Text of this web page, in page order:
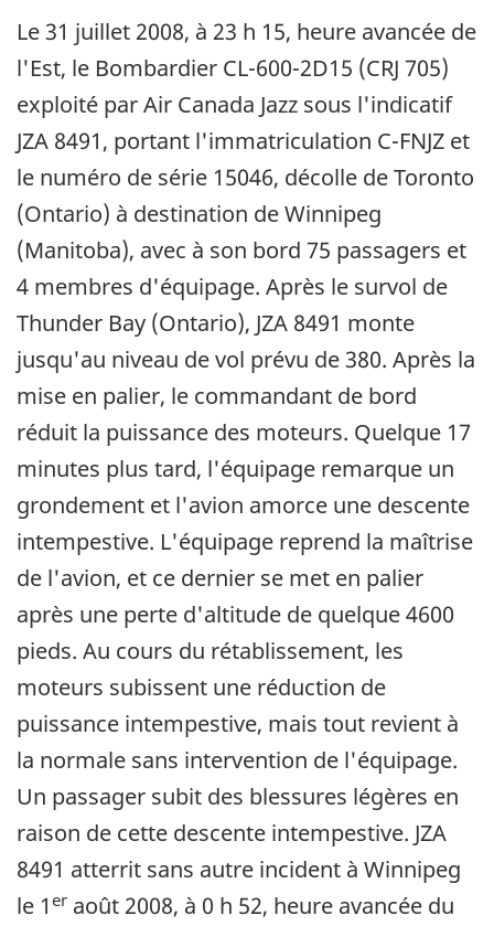
Le 31 juillet 2008, à 23 h 15, heure avancée de
l'Est, le Bombardier CL-600-2D15 (CRJ 705)
exploité par Air Canada Jazz sous l'indicatif
JZA 8491, portant l'immatriculation C-FNJZ et
le numéro de série 15046, décolle de Toronto
(Ontario) à destination de Winnipeg
(Manitoba), avec à son bord 75 passagers et
4 membres d'équipage. Après le survol de
Thunder Bay (Ontario), JZA 8491 monte
jusqu'au niveau de vol prévu de 380. Après la
mise en palier, le commandant de bord
réduit la puissance des moteurs. Quelque 17
minutes plus tard, l'équipage remarque un
grondement et l'avion amorce une descente
intempestive. L'équipage reprend la maîtrise
de l'avion, et ce dernier se met en palier
après une perte d'altitude de quelque 4600
pieds. Au cours du rétablissement, les
moteurs subissent une réduction de
puissance intempestive, mais tout revient à
la normale sans intervention de l'équipage.
Un passager subit des blessures légères en
raison de cette descente intempestive. JZA
8491 atterrit sans autre incident à Winnipeg
le 1 er août 2008, à 0 h 52, heure avancée du